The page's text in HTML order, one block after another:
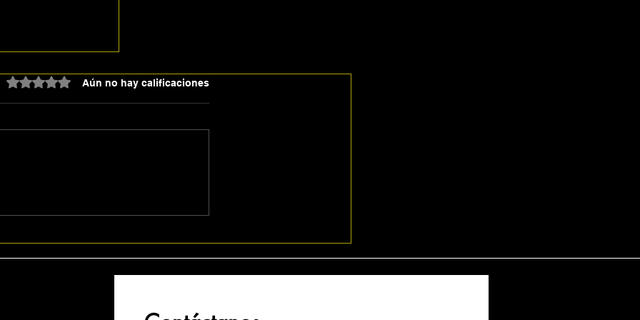
vs
Obtuvo 0 de 5 estrellas.
Aún no hay calificaciones